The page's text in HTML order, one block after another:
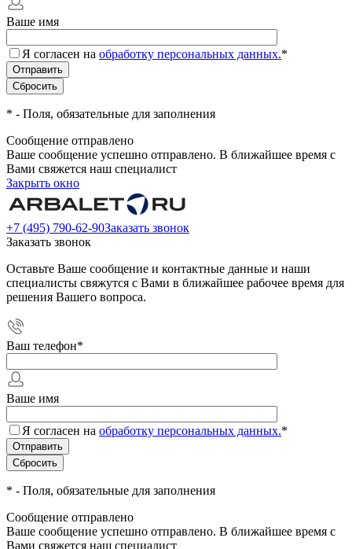
Ваше имя
Я согласен на обработку персональных данных.*
* - Поля, обязательные для заполнения
Сообщение отправлено
Ваше сообщение успешно отправлено. В ближайшее время с
Вами свяжется наш специалист
Закрыть окно
+7 (495) 790-62-90Заказать звонок
Заказать звонок
Оставьте Ваше сообщение и контактные данные и наши
специалисты свяжутся с Вами в ближайшее рабочее время для
решения Вашего вопроса.
Ваш телефон*
Ваше имя
Я согласен на обработку персональных данных.*
* - Поля, обязательные для заполнения
Сообщение отправлено
Ваше сообщение успешно отправлено. В ближайшее время с
Вами свяжется наш специалист